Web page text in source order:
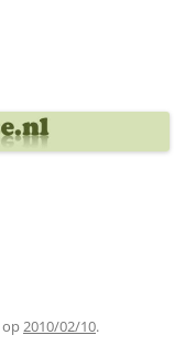
op2010/02/10.